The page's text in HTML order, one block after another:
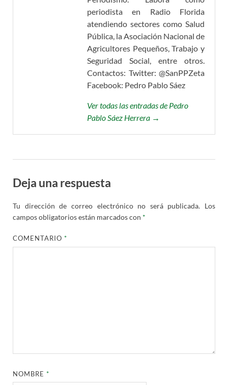
periodista en Radio Florida
atendiendo sectores como Salud
Pública, la Asociación Nacional de
Agricultores Pequeños, Trabajo y
Seguridad Social, entre otros.
Contactos: Twitter: @SanPPZeta
Facebook: Pedro Pablo Sáez
Ver todas las entradas de Pedro
Pablo Sáez Herrera →
Deja una respuesta
Tu dirección de correo electrónico no será publicada. Los
campos obligatorios están marcados con *
COMENTARIO*
NOMBRE*